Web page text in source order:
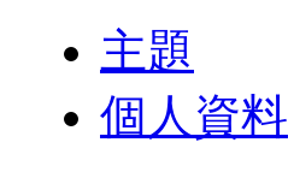
主題
個人資料